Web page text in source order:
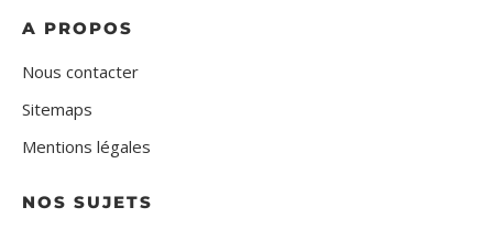
A PROPOS
Nous contacter
Sitemaps
Mentions légales
NOS SUJETS